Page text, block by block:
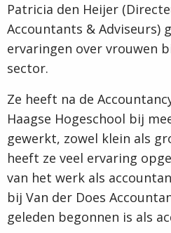
Patricia den Heijer
Accountants & Adviseurs)
ervaringen over vrouwen
sector.
Ze heeft na de
Haagse Hogeschool bij
gewerkt, zowel klein als
heeft ze veel ervaring
van het werk als
bij Van der Does
geleden begonnen is als